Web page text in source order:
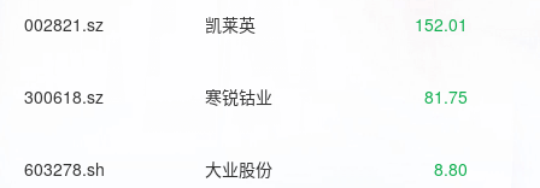
002821.sz 凯莱英 152.01
300618.sz 寒锐钴业 81.75
603278.sh 大业股份 8.80